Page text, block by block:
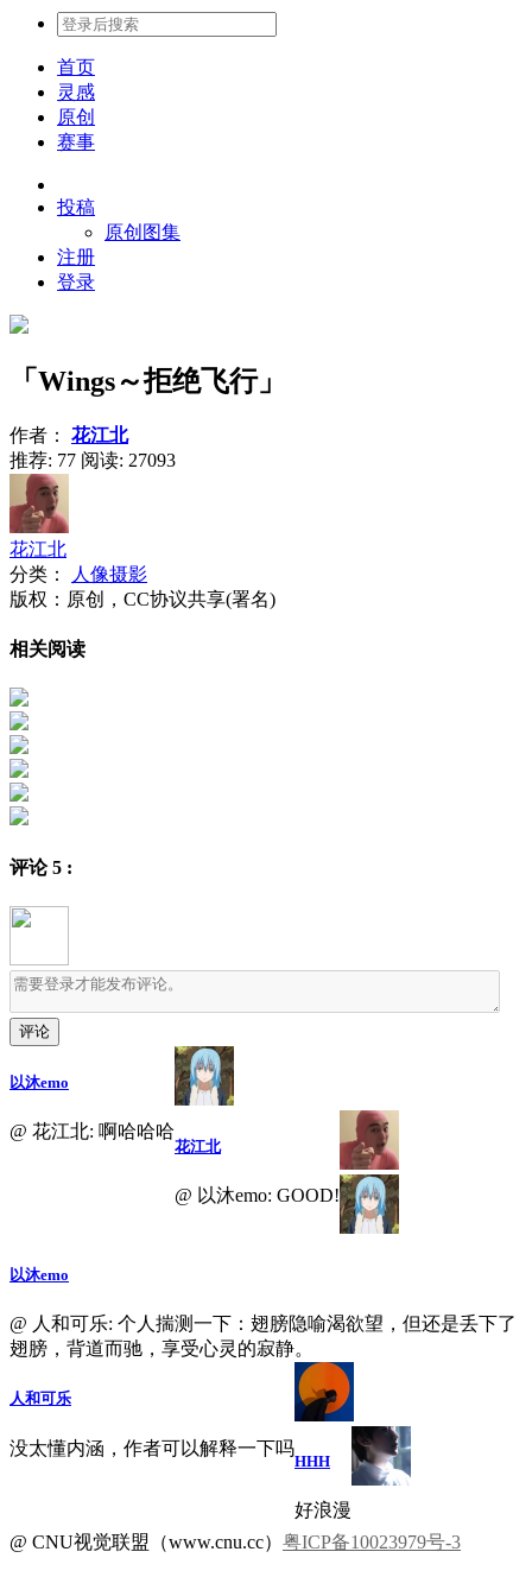
首页
灵感
原创
赛事
投稿
原创图集
注册
登录
「Wings～拒绝飞行」
作者： 花江北
推荐: 77 阅读: 27093
花江北
分类：
人像摄影
版权：原创，CC协议共享(署名)
相关阅读
评论5 :
以沐emo
@ 花江北: 啊哈哈哈
花江北
@ 以沐emo: GOOD!
以沐emo
@ 人和可乐: 个人揣测一下：翅膀隐喻渴欲望，但还是丢下了
翅膀，背道而驰，享受心灵的寂静。
人和可乐
没太懂内涵，作者可以解释一下吗
HHH
好浪漫
@ CNU视觉联盟（www.cnu.cc） 粤ICP备10023979号-3